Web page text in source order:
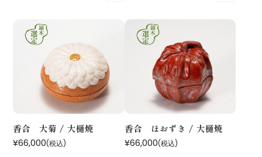
香合 大菊 / 大樋焼
¥66,000(税込)
香合 ほおずき / 大樋焼
¥66,000(税込)